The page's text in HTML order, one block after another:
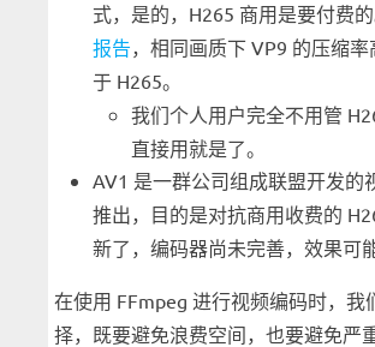
式，是的，H265 商用是要付费
报告，相同画质下 VP9 的压缩
于 H265。
我们个人用户完全不用管
直接用就是了。
AV1 是一群公司组成联盟开发的
推出，目的是对抗商用收费的
新了，编码器尚未完善，效果可
在使用 FFmpeg 进行视频编码时，我
择，既要避免浪费空间，也要避免严